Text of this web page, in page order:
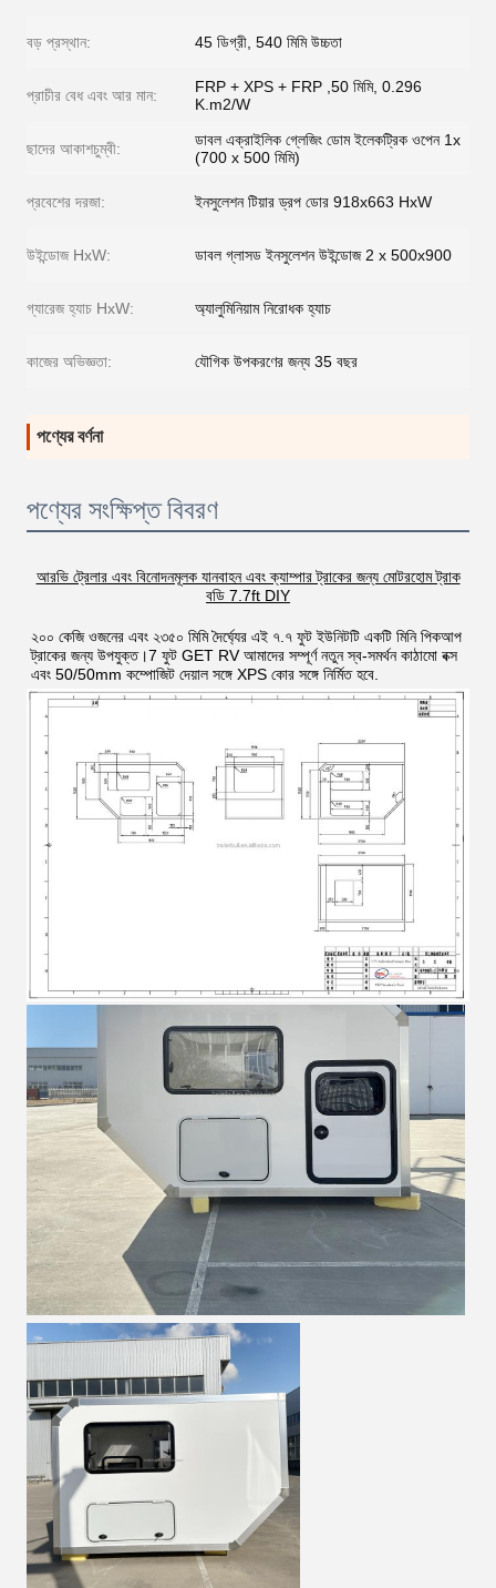
বড় প্রস্থান: 45 ডিগ্রী, 540 মিমি উচ্চতা
প্রাচীর বেধ এবং আর মান:
FRP + XPS + FRP ,50 মিমি, 0.296
K.m2/W
ছাদের আকাশচুম্বী:
ডাবল এক্রাইলিক গ্লেজিং ডোম ইলেকট্রিক ওপেন 1x
(700 x 500 মিমি)
প্রবেশের দরজা: ইনসুলেশন টিয়ার ড্রপ ডোর 918x663 HxW
উইন্ডোজ HxW: ডাবল গ্লাসড ইনসুলেশন উইন্ডোজ 2 x 500x900
গ্যারেজ হ্যাচ HxW: অ্যালুমিনিয়াম নিরোধক হ্যাচ
কাজের অভিজ্ঞতা: যৌগিক উপকরণের জন্য 35 বছর
পণ্যের বর্ণনা
পণ্যের সংক্ষিপ্ত বিবরণ
আরভি ট্রেলার এবং বিনোদনমূলক যানবাহন এবং ক্যাম্পার ট্রাকের জন্য মোটরহোম ট্রাক
বডি 7.7ft DIY
২০০ কেজি ওজনের এবং ২৩৫০ মিমি দৈর্ঘ্যের এই ৭.৭ ফুট ইউনিটটি একটি মিনি পিকআপ
ট্রাকের জন্য উপযুক্ত।7 ফুট GET RV আমাদের সম্পূর্ণ নতুন স্ব-সমর্থন কাঠামো বক্স
এবং 50/50mm কম্পোজিট দেয়াল সঙ্গে XPS কোর সঙ্গে নির্মিত হবে.